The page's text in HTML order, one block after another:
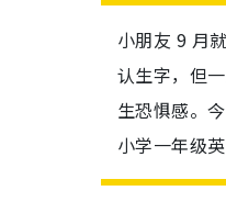
小朋友 9 月
认生字，但
生恐惧感。
小学一年级英